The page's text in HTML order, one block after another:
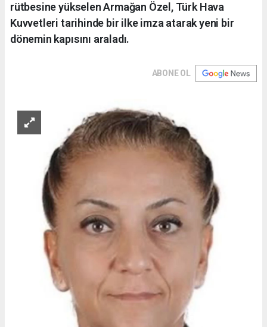
rütbesine yükselen Armağan Özel, Türk Hava
Kuvvetleri tarihinde bir ilke imza atarak yeni bir
dönemin kapısını araladı.
ABONE OL